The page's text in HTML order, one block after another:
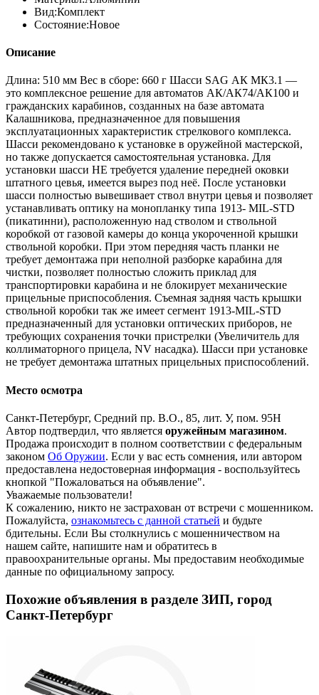
Вид:Комплект
Состояние:Новое
Описание
Длина: 510 мм Вес в сборе: 660 г Шасси SAG АК МК3.1 —
это комплексное решение для автоматов АК/АК74/АК100 и
гражданских карабинов, созданных на базе автомата
Калашникова, предназначенное для повышения
эксплуатационных характеристик стрелкового комплекса.
Шасси рекомендовано к установке в оружейной мастерской,
но также допускается самостоятельная установка. Для
установки шасси НЕ требуется удаление передней оковки
штатного цевья, имеется вырез под неё. После установки
шасси полностью вывешивает ствол внутри цевья и позволяет
устанавливать оптику на монопланку типа 1913- MIL-STD
(пикатинни), расположенную над стволом и ствольной
коробкой от газовой камеры до конца укороченной крышки
ствольной коробки. При этом передняя часть планки не
требует демонтажа при неполной разборке карабина для
чистки, позволяет полностью сложить приклад для
транспортировки карабина и не блокирует механические
прицельные приспособления. Съемная задняя часть крышки
ствольной коробки так же имеет сегмент 1913-MIL-STD
предназначенный для установки оптических приборов, не
требующих сохранения точки пристрелки (Увеличитель для
коллиматорного прицела, NV насадка). Шасси при установке
не требует демонтажа штатных прицельных приспособлений.
Место осмотра
Санкт-Петербург, Средний пр. В.О., 85, лит. У, пом. 95Н
Автор подтвердил, что является оружейным магазином.
Продажа происходит в полном соответствии с федеральным
законом Об Оружии. Если у вас есть сомнения, или автором
предоставлена недостоверная информация - воспользуйтесь
кнопкой "Пожаловаться на объявление".
Уважаемые пользователи!
К сожалению, никто не застрахован от встречи с мошенником.
Пожалуйста, ознакомьтесь с данной статьей и будьте
бдительны. Если Вы столкнулись с мошенничеством на
нашем сайте, напишите нам и обратитесь в
правоохранительные органы. Мы предоставим необходимые
данные по официальному запросу.
Похожие объявления в разделе ЗИП, город
Санкт-Петербург